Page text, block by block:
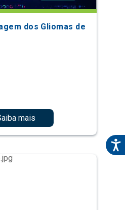
dos Gliomas de
mais